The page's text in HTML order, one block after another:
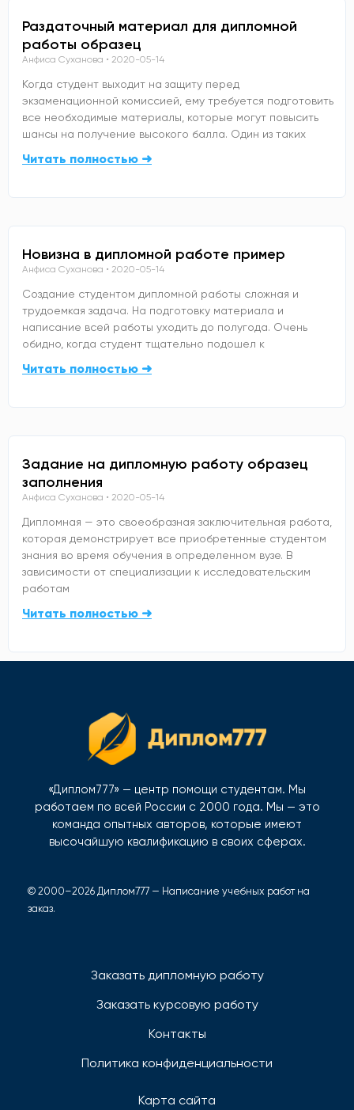
Раздаточный материал для дипломной
работы образец
Анфиса Суханова 2020-05-14
Когда студент выходит на защиту перед
экзаменационной комиссией, ему требуется подготовить
все необходимые материалы, которые могут повысить
шансы на получение высокого балла. Один из таких
Читать полностью ➜
Новизна в дипломной работе пример
Анфиса Суханова 2020-05-14
Создание студентом дипломной работы сложная и
трудоемкая задача. На подготовку материала и
написание всей работы уходить до полугода. Очень
обидно, когда студент тщательно подошел к
Читать полностью ➜
Задание на дипломную работу образец
заполнения
Анфиса Суханова 2020-05-14
Дипломная — это своеобразная заключительная работа,
которая демонстрирует все приобретенные студентом
знания во время обучения в определенном вузе. В
зависимости от специализации к исследовательским
работам
Читать полностью ➜
«Диплом777» — центр помощи студентам. Мы
работаем по всей России с 2000 года. Мы — это
команда опытных авторов, которые имеют
высочайшую квалификацию в своих сферах.
© 2000–2026 Диплом777 — Написание учебных работ на
заказ.
Заказать дипломную работу
Заказать курсовую работу
Контакты
Политика конфиденциальности
Карта сайта